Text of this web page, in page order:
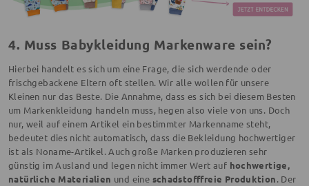
4. Muss Babykleidung Markenware sein?
Hierbei handelt es sich um eine Frage, die sich werdende oder
frischgebackene Eltern oft stellen. Wir alle wollen für unsere
Kleinen nur das Beste. Die Annahme, dass es sich bei diesem Besten
um Markenkleidung handeln muss, hegen also viele von uns. Doch
nur, weil auf einem Artikel ein bestimmter Markenname steht,
bedeutet dies nicht automatisch, dass die Bekleidung hochwertiger
ist als Noname-Artikel. Auch große Marken produzieren sehr
günstig im Ausland und legen nicht immer Wert auf hochwertige,
natürliche Materialien und eine schadstofffreie Produktion. Der